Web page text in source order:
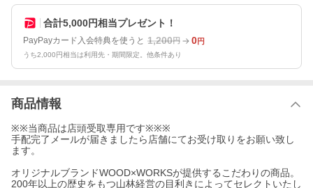
合計5,000円相当プレゼント！
PayPayカード入会特典を使うと 1,200円 0円
うち2,000円相当は利用先・期間限定。他条件あり
商品情報
※※当商品は店頭受取専用です※※※
手配完了メールが届きましたら店舗にてお受け取りをお願い致し
ます。
オリジナルブランドWOOD×WORKSが提供するこだわりの商品。
200年以上の歴史をもつ山林経営の目利きによってセレクトいたし